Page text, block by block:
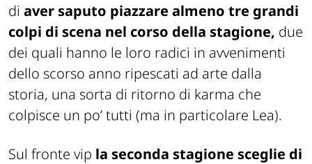
di aver saputo piazzare almeno tre grandi
colpi di scena nel corso della stagione, due
dei quali hanno le loro radici in avvenimenti
dello scorso anno ripescati ad arte dalla
storia, una sorta di ritorno di karma che
colpisce un po’ tutti (ma in particolare Lea).
Sul fronte vip la seconda stagione sceglie di